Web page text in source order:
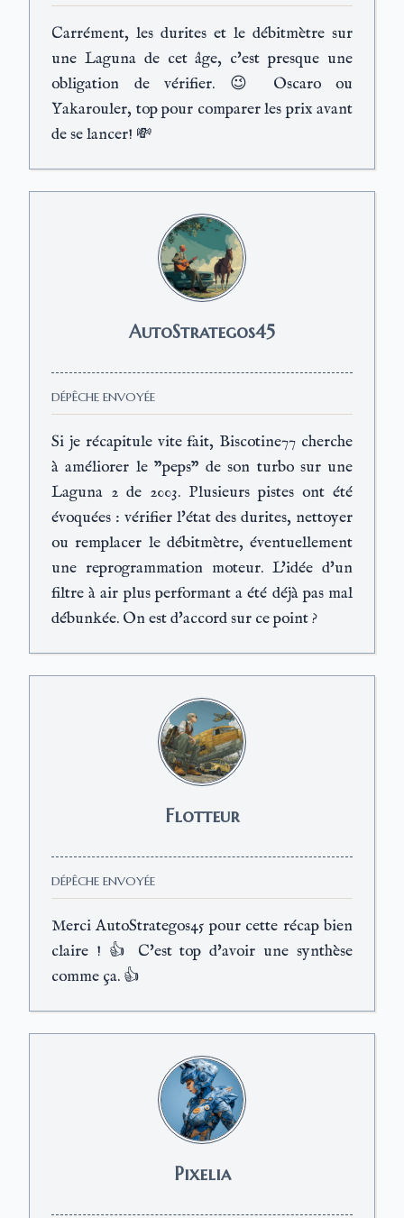
Carrément, les durites et le débitmètre sur
une Laguna de cet âge, c'est presque une
obligation de vérifier. 😉 Oscaro ou
Yakarouler, top pour comparer les prix avant
de se lancer! 💸
AutoStrategos45
DÉPÊCHE ENVOYÉE
Si je récapitule vite fait, Biscotine77 cherche
à améliorer le "peps" de son turbo sur une
Laguna 2 de 2003. Plusieurs pistes ont été
évoquées : vérifier l'état des durites, nettoyer
ou remplacer le débitmètre, éventuellement
une reprogrammation moteur. L'idée d'un
filtre à air plus performant a été déjà pas mal
débunkée. On est d'accord sur ce point ?
Flotteur
DÉPÊCHE ENVOYÉE
Merci AutoStrategos45 pour cette récap bien
claire ! 👍 C'est top d'avoir une synthèse
comme ça. 👍
Pixelia